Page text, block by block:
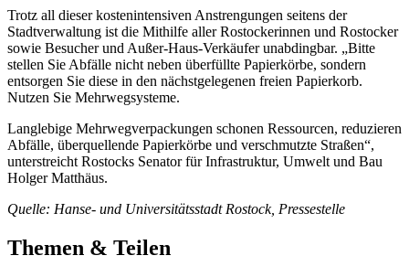
Trotz all dieser kostenintensiven Anstrengungen seitens der
Stadtverwaltung ist die Mithilfe aller Rostockerinnen und Rostocker
sowie Besucher und Außer-Haus-Verkäufer unabdingbar. „Bitte
stellen Sie Abfälle nicht neben überfüllte Papierkörbe, sondern
entsorgen Sie diese in den nächstgelegenen freien Papierkorb.
Nutzen Sie Mehrwegsysteme.
Langlebige Mehrwegverpackungen schonen Ressourcen, reduzieren
Abfälle, überquellende Papierkörbe und verschmutzte Straßen“,
unterstreicht Rostocks Senator für Infrastruktur, Umwelt und Bau
Holger Matthäus.
Quelle: Hanse- und Universitätsstadt Rostock, Pressestelle
Themen & Teilen